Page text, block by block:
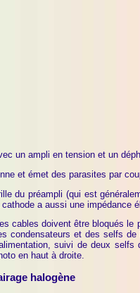
un ampli en tension et un
et émet des parasites par
du préampli (qui est
a aussi une impédance
cables doivent être bloqués le
condensateurs et des selfs
suivi de deux selfs
en haut à droite.
halogène